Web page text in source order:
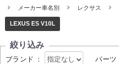
メーカー車名別 レクサス
LEXUS ES V10L
絞り込み
ブランド ： パーツ